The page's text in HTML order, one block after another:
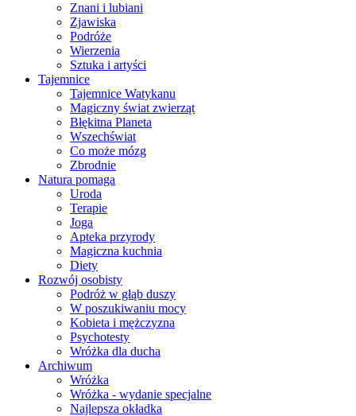
Znani i lubiani
Zjawiska
Podróże
Wierzenia
Sztuka i artyści
Tajemnice
Tajemnice Watykanu
Magiczny świat zwierząt
Błękitna Planeta
Wszechświat
Co może mózg
Zbrodnie
Natura pomaga
Uroda
Terapie
Joga
Apteka przyrody
Magiczna kuchnia
Diety
Rozwój osobisty
Podróż w głąb duszy
W poszukiwaniu mocy
Kobieta i mężczyzna
Psychotesty
Wróżka dla ducha
Archiwum
Wróżka
Wróżka - wydanie specjalne
Najlepsza okładka